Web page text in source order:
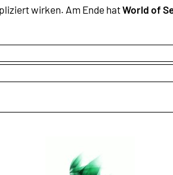
wirken. Am Ende hatWorld of